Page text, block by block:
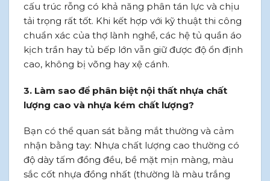
cấu trúc rỗng có khả năng phân tán lực và chịu
tải trọng rất tốt. Khi kết hợp với kỹ thuật thi công
chuẩn xác của thợ lành nghề, các hệ tủ quần áo
kịch trần hay tủ bếp lớn vẫn giữ được độ ổn định
cao, không bị võng hay xệ cánh.
3. Làm sao để phân biệt nội thất nhựa chất
lượng cao và nhựa kém chất lượng?
Bạn có thể quan sát bằng mắt thường và cảm
nhận bằng tay: Nhựa chất lượng cao thường có
độ dày tấm đồng đều, bề mặt mịn màng, màu
sắc cốt nhựa đồng nhất (thường là màu trắng